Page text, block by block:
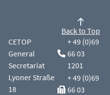
CETOP
General
Secretariat
Lyoner Straße
18
+ 49 (0)69
66 03
1201
+ 49 (0)69
66 03
Back to Top